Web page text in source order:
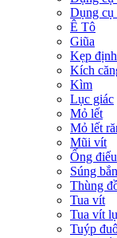
Dụng cụ
Ê Tô
Giũa
Kẹp
Kích
Kìm
Lục giác
Mỏ lết
Mỏ lết
Mũi vít
Ống điếu
Súng
Thùng
Tua vít
Tua vít
Tuýp